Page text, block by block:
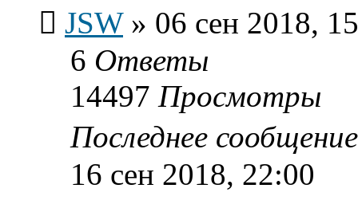
JSW» 06 сен 2018,
6 Ответы
14497 Просмотры
Последнее
16 сен 2018, 22:00